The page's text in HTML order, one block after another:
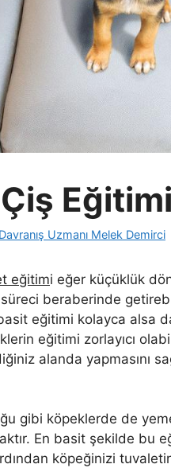
Uzmanı Melek Demirci
eğitimi eğer küçüklük
beraberinde
eğitimi kolayca alsa
eğitimi zorlayıcı
alanda yapmasını
gibi köpeklerde de
En basit şekilde bu
köpeğinizi